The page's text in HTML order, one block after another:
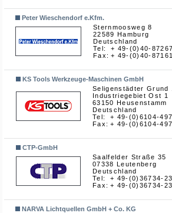
Peter Wieschendorf e.Kfm.
Sternmoosweg 8
22589 Hamburg
Deutschland
Tel:
Fax:
+ 49-(0)40-
+ 49-(0)40-
KS Tools Werkzeuge-Maschinen GmbH
Seligenstädter Grund
Industriegebiet Ost 1
63150 Heusenstamm
Deutschland
Tel:
Fax:
+ 49-(0)6104-
+ 49-(0)6104-
CTP-GmbH
Saalfelder Straße 35
07338 Leutenberg
Deutschland
Tel:
Fax:
+ 49-(0)36734-
+ 49-(0)36734-
NARVA Lichtquellen GmbH + Co. KG